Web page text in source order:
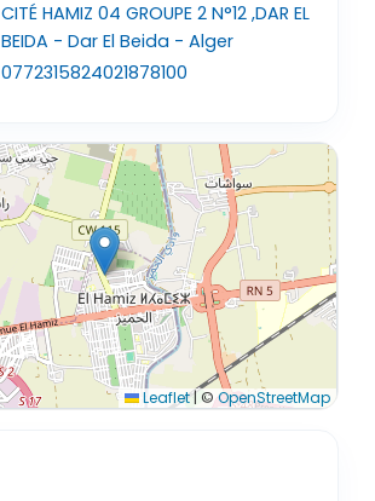
CITÉ HAMIZ 04 GROUPE 2 N°12 ,DAR EL
BEIDA - Dar El Beida - Alger
0772315824021878100
Leaflet | ©OpenStreetMap